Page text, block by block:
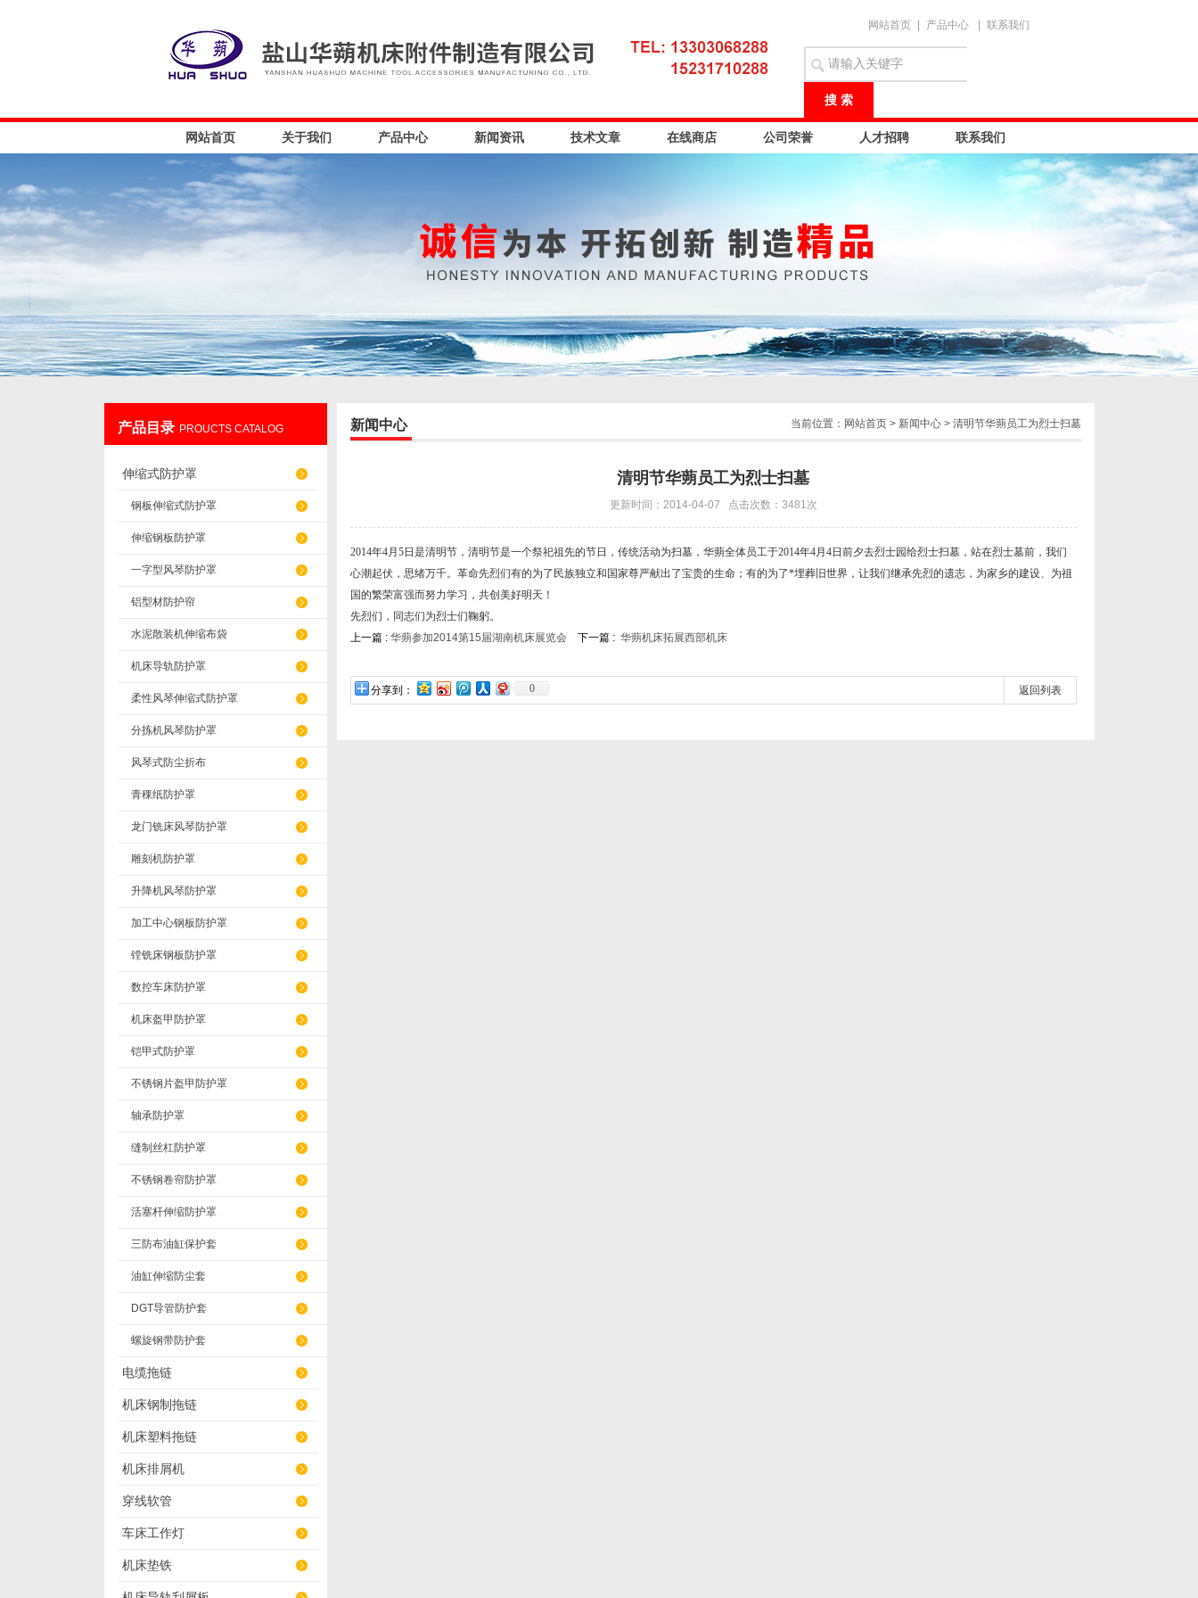
盐山华蒴机床附件制造有限公司
网站首页 产品中心 联系我们
网站首页 关于我们 产品中心 新闻资讯 技术文章 在线商店 公司荣誉 人才招聘 联系我们
产品目录 PROUCTS CATALOG
伸缩式防护罩
钢板伸缩式防护罩
伸缩钢板防护罩
一字型风琴防护罩
铝型材防护帘
水泥散装机伸缩布袋
机床导轨防护罩
柔性风琴伸缩式防护罩
分拣机风琴防护罩
风琴式防尘折布
青稞纸防护罩
龙门铣床风琴防护罩
雕刻机防护罩
升降机风琴防护罩
加工中心钢板防护罩
镗铣床钢板防护罩
数控车床防护罩
机床盔甲防护罩
铠甲式防护罩
不锈钢片盔甲防护罩
轴承防护罩
缝制丝杠防护罩
不锈钢卷帘防护罩
活塞杆伸缩防护罩
三防布油缸保护套
油缸伸缩防尘套
DGT导管防护套
螺旋钢带防护套
电缆拖链
机床钢制拖链
机床塑料拖链
机床排屑机
穿线软管
车床工作灯
机床垫铁
当前位置： 网站首页> 新闻中心> 清明节华蒴员工为烈士扫墓
新闻中心
清明节华蒴员工为烈士扫墓
更新时间：2014-04-07 点击次数：3481次
2014年4月5日是清明节，清明节是一个祭祀祖先的节日，传统活动为扫墓，华蒴全体员工于2014年4月4日前夕去烈士园给烈士扫墓，站在烈士墓前，我们
心潮起伏，思绪万千。革命先烈们有的为了民族独立和国家尊严献出了宝贵的生命；有的为了*埋葬旧世界，让我们继承先烈的遗志，为家乡的建设、为祖
国的繁荣富强而努力学习，共创美好明天！
先烈们，同志们为烈士们鞠躬。
上一篇 : 华蒴参加2014第15届湖南机床展览会下一篇 : 华蒴机床拓展西部机床
分享到： 0 返回列表